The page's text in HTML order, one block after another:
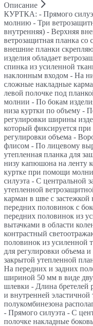
Описание
КУРТКА: - Прямого
молнию - Три
внутренняя) - Верхняя
ветрозащитная планка со
внешние планки
изделия обладает
спинка из усиленной
наклонным входом - На
сложные накладные
левой полочке под
молнии - По бокам
низа куртки по объему -
регулировки ширины
который фиксируется
регулировки объема -
флисом - По лицевому
утепленная планка для
низу капюшона на ленту
куртке при помощи
силуэта - С центральной
утепленной
карман в шве с
передних половинок с
передних половинок из
вытачками в области
контрастный
половинок из усиленной
для регулировки объема
закрытой утепленной
На передних и задних
шириной 50 мм в виде
шлевки - Длина бретелей
и внутренней
полукомбинезона
- Прямого силуэта - С
полочке накладные